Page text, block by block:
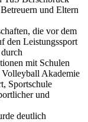
und Eltern
die vor dem
den Leistungssport
mit Schulen
Volleyball Akademie
Sportschule
und
deutlich